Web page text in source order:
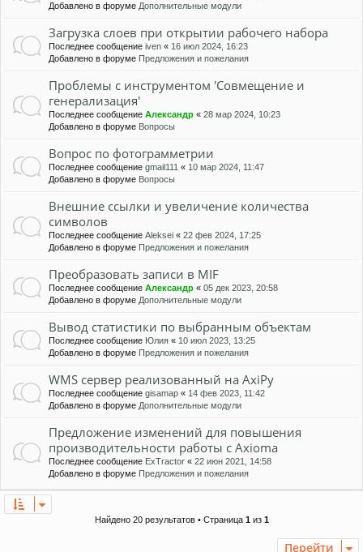
Добавлено в форуме Дополнительные модули
Загрузка слоев при открытии рабочего набора
Последнее сообщение iven « 16 июл 2024, 16:23
Добавлено в форуме Предложения и пожелания
Проблемы с инструментом 'Совмещение и
генерализация'
Последнее сообщение Александр « 28 мар 2024, 10:23
Добавлено в форуме Вопросы
Вопрос по фотограмметрии
Последнее сообщение gmail111 « 10 мар 2024, 11:47
Добавлено в форуме Вопросы
Внешние ссылки и увеличение количества
символов
Последнее сообщение Aleksei « 22 фев 2024, 17:25
Добавлено в форуме Предложения и пожелания
Преобразовать записи в MIF
Последнее сообщение Александр « 05 дек 2023, 20:58
Добавлено в форуме Дополнительные модули
Вывод статистики по выбранным объектам
Последнее сообщение Юлия « 10 июл 2023, 13:25
Добавлено в форуме Предложения и пожелания
WMS сервер реализованный на AxiPy
Последнее сообщение gisamap « 14 фев 2023, 11:42
Добавлено в форуме Дополнительные модули
Предложение изменений для повышения
производительности работы с Axioma
Последнее сообщение ExTractor « 22 июн 2021, 14:58
Добавлено в форуме Предложения и пожелания
Найдено 20 результатов • Страница 1из 1
Перейти